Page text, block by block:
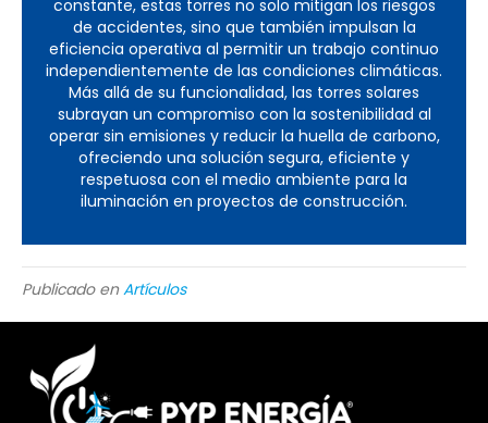
constante, estas torres no solo mitigan los riesgos
de accidentes, sino que también impulsan la
eficiencia operativa al permitir un trabajo continuo
independientemente de las condiciones climáticas.
Más allá de su funcionalidad, las torres solares
subrayan un compromiso con la sostenibilidad al
operar sin emisiones y reducir la huella de carbono,
ofreciendo una solución segura, eficiente y
respetuosa con el medio ambiente para la
iluminación en proyectos de construcción.
Publicado enArtículos